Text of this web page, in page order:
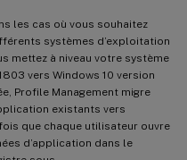
les cas où vous souhaitez
systèmes d’exploitation
mettez à niveau votre système
vers Windows 10 version
Profile Management migre
existants vers
que chaque utilisateur ouvre
d’application dans le